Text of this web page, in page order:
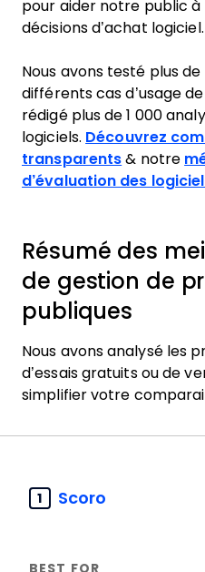
pour aider notre public
décisions d’achat logiciel.
Nous avons testé plus
différents cas d’usage
rédigé plus de 1 000
logiciels. Découvrez
transparents & notre
d’évaluation des
Résumé des
de gestion de
publiques
Nous avons analysé les
d’essais gratuits ou de
simplifier votre
1 Scoro